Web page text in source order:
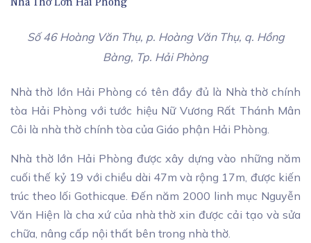
Số 46 Hoàng Văn Thụ, p. Hoàng Văn Thụ, q. Hồng
Bàng, Tp. Hải Phòng
Nhà thờ lớn Hải Phòng có tên đầy đủ là Nhà thờ chính
tòa Hải Phòng với tước hiệu Nữ Vương Rất Thánh Mân
Côi là nhà thờ chính tòa của Giáo phận Hải Phòng.
Nhà thờ lớn Hải Phòng được xây dựng vào những năm
cuối thế kỷ 19 với chiều dài 47m và rộng 17m, được kiến
trúc theo lối Gothicque. Đến năm 2000 linh mục Nguyễn
Văn Hiện là cha xứ của nhà thờ xin được cải tạo và sửa
chữa, nâng cấp nội thất bên trong nhà thờ.